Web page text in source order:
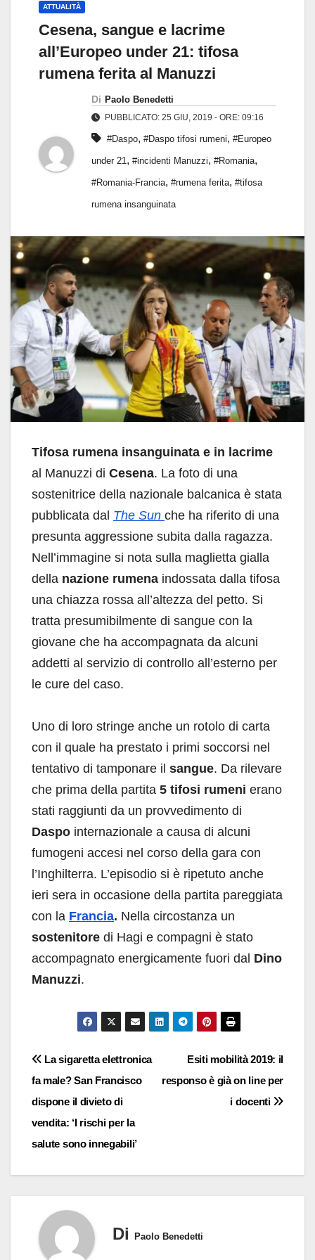
ATTUALITÀ
Cesena, sangue e lacrime
all’Europeo under 21: tifosa
rumena ferita al Manuzzi
Di Paolo Benedetti
PUBBLICATO: 25 GIU, 2019 - ORE: 09:16
#Daspo, #Daspo tifosi rumeni, #Europeo
under 21, #incidenti Manuzzi, #Romania,
#Romania-Francia, #rumena ferita, #tifosa
rumena insanguinata
Tifosa rumena insanguinata e in lacrime
al Manuzzi di Cesena. La foto di una
sostenitrice della nazionale balcanica è stata
pubblicata dal The Sun che ha riferito di una
presunta aggressione subita dalla ragazza.
Nell’immagine si nota sulla maglietta gialla
della nazione rumena indossata dalla tifosa
una chiazza rossa all’altezza del petto. Si
tratta presumibilmente di sangue con la
giovane che ha accompagnata da alcuni
addetti al servizio di controllo all’esterno per
le cure del caso.
Uno di loro stringe anche un rotolo di carta
con il quale ha prestato i primi soccorsi nel
tentativo di tamponare il sangue. Da rilevare
che prima della partita 5 tifosi rumeni erano
stati raggiunti da un provvedimento di
Daspo internazionale a causa di alcuni
fumogeni accesi nel corso della gara con
l’Inghilterra. L’episodio si è ripetuto anche
ieri sera in occasione della partita pareggiata
con la Francia. Nella circostanza un
sostenitore di Hagi e compagni è stato
accompagnato energicamente fuori dal Dino
Manuzzi.
Navigazione
articoli
Esiti mobilità 2019: il
responso è già on line per
i docenti
La sigaretta elettronica
fa male? San Francisco
dispone il divieto di
vendita: ‘I rischi per la
salute sono innegabili’
Di Paolo Benedetti